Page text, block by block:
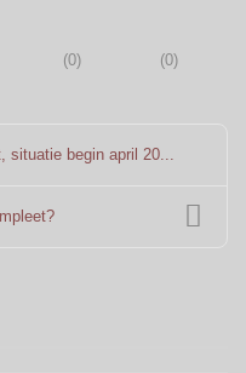
(0) (0)
situatie begin april 20...